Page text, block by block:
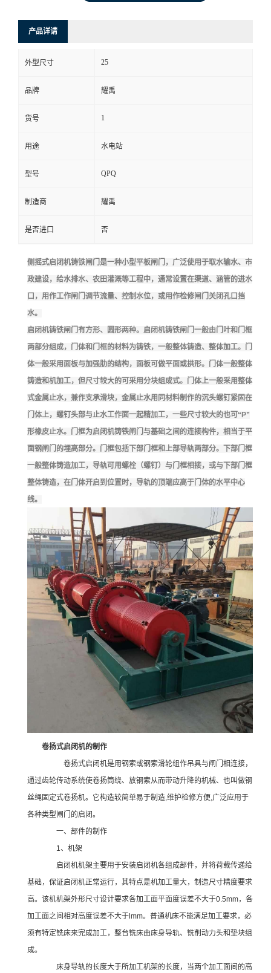
产品详请
外型尺寸 25
品牌 耀禹
货号 1
用途 水电站
型号 QPQ
制造商 耀禹
是否进口 否
侧摇式启闭机铸铁闸门是一种小型平板闸门，广泛使用于取水输水、市
政建设，给水排水、农田灌溉等工程中，通常设置在渠道、涵管的进水
口，用作工作闸门调节流量、控制水位，或用作检修闸门关闭孔口挡
水。
启闭机铸铁闸门有方形、圆形两种。启闭机铸铁闸门一般由门叶和门框
两部分组成，门体和门框的材料为铸铁，一般整体铸造、整体加工。
门
体一般采用面板与加强肋的结构，面板可做平面或拱形。门体一般整体
铸造和机加工，但尺寸较大的可采用分块组成式。门体上一般采用整体
式金属止水，兼作支承滑块，金属止水用同材料制作的沉头螺钉紧固在
门体上，螺钉头部与止水工作面一起精加工，一些尺寸较大的也可“P”
形橡皮止水。
门框为启闭机铸铁闸门与基础之间的连接构件，相当于平
面钢闸门的埋高部分。门框包括下部门框和上部导轨两部分。下部门框
一般整体铸造加工，导轨可用螺栓（螺钉）与门框相接，或与下部门框
整体铸造，在门体开启到位置时，导轨的顶端应高于门体的水平中心
线。
卷扬式启闭机的制作
卷扬式启闭机是用钢索或钢索滑轮组作吊具与闸门相连接，
通过齿轮传动系统使卷扬筒绕、放钢索从而带动升降的机械、也叫做钢
丝绳固定式卷扬机。它构造较简单易于制造,维护检修方便,广泛应用于
各种类型闸门的启闭。
一、部件的制作
1、机架
启闭机机架主要用于安装启闭机各组成部件，并将荷载传递给
基础，保证启闭机正常运行，其特点是机加工量大，制造尺寸精度要求
高。该机机架外形尺寸设计要求各加工面平面度误差不大于0.5mm，各
加工面之间相对高度误差不大于lmm。普通机床不能满足加工要求，必
须有特定铣床来完成加工，整台铣床由床身导轨、铣削动力头和垫块组
成。
床身导轨的长度大于所加工机架的长度，当两个加工面间的高